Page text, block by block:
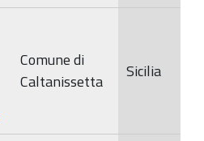
Comune di
Caltanissetta
Sicilia